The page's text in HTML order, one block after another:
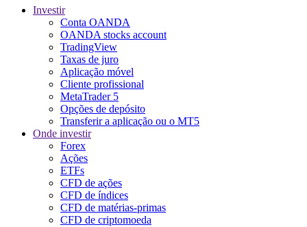
Investir
Conta OANDA
OANDA stocks account
TradingView
Taxas de juro
Aplicação móvel
Cliente profissional
MetaTrader 5
Opções de depósito
Transferir a aplicação ou o MT5
Onde investir
Forex
Ações
ETFs
CFD de ações
CFD de índices
CFD de matérias-primas
CFD de criptomoeda